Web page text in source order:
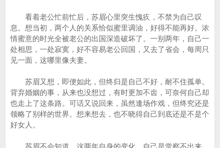
看着老公忙前忙后，苏眉心里突生愧疚，不禁为自己叹
息。想当初，两个人的关系恰似蜜里调油，好得不能再好。浓
情蜜意的时光全被老公的出国深造破坏了。一别两年，自己一
处相思，一处寂寞，好不容易老公回国，又去了省会，每周只
见一面，这哪里像夫妻。
苏眉又想，即便如此，但终归是自己不好，耐不住孤单。
背弃婚姻的事，从来也没想过，有时更加不齿，可奈何自己却
也走上了这条路。可话又说回来，虽然逢场作戏，但终究还是
领略了别样的世界。想来想去，也不晓得自己到底还是不是个
好女人。
苏眉不会知道，这两年自身的变化，自己是觉察不出来